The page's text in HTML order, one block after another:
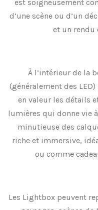
est soigneusement
d’une scène ou d’un
et un rendu
À l’intérieur de la
(généralement des
en valeur les détails
lumières qui donne vie
minutieuse des
riche et immersive,
ou comme
Les Lightbox peuvent